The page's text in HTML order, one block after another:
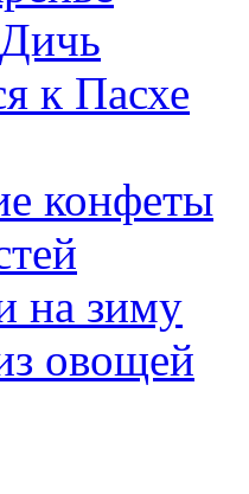
к Пасхе
конфеты
на зиму
овощей